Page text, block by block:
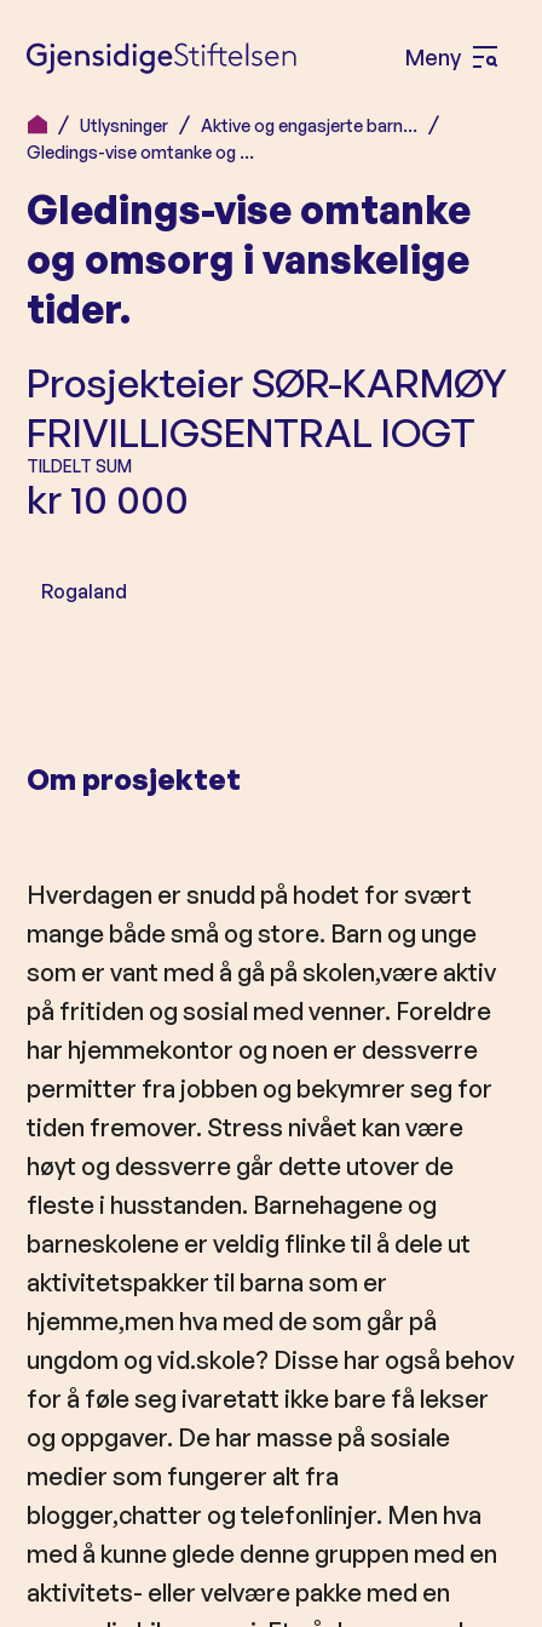
H
p
t
i
i
n
h
o
Meny
Å
m
e
Utlysninger
Aktive og engasjerte barn…
Gledings-vise omtanke og …
Gledings-vise omtanke
og omsorg i vanskelige
tider.
Prosjekteier SØR-KARMØY
FRIVILLIGSENTRAL IOGT
TILDELT SUM
kr 10 000
Rogaland
Om prosjektet
Hverdagen er snudd på hodet for svært
mange både små og store. Barn og unge
som er vant med å gå på skolen,være aktiv
på fritiden og sosial med venner. Foreldre
har hjemmekontor og noen er dessverre
permitter fra jobben og bekymrer seg for
tiden fremover. Stress nivået kan være
høyt og dessverre går dette utover de
fleste i husstanden. Barnehagene og
barneskolene er veldig flinke til å dele ut
aktivitetspakker til barna som er
hjemme,men hva med de som går på
ungdom og vid.skole? Disse har også behov
for å føle seg ivaretatt ikke bare få lekser
og oppgaver. De har masse på sosiale
medier som fungerer alt fra
blogger,chatter og telefonlinjer. Men hva
med å kunne glede denne gruppen med en
aktivitets- eller velvære pakke med en